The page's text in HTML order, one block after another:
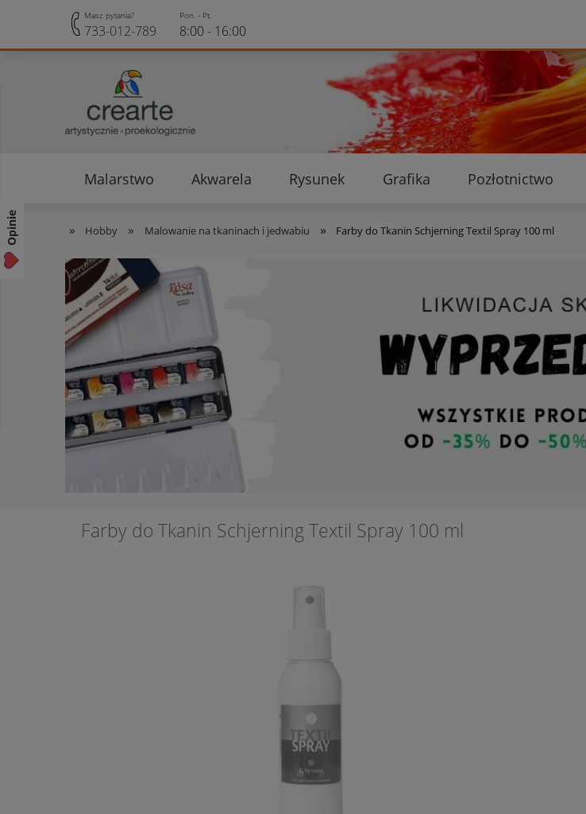
Malarstwo Akwarela Rysunek Grafika Pozłotnictwo
» Hobby » Malowanie na tkaninach i jedwabiu » Farby do Tkanin Schjerning Textil Spray 100 ml
Farby do Tkanin Schjerning Textil Spray 100 ml
Masz pytania?
733-012-789
Pon. - Pt.
8:00 - 16:00
Opinie